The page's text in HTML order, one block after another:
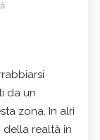
da un
zona. In alri
della realtà in